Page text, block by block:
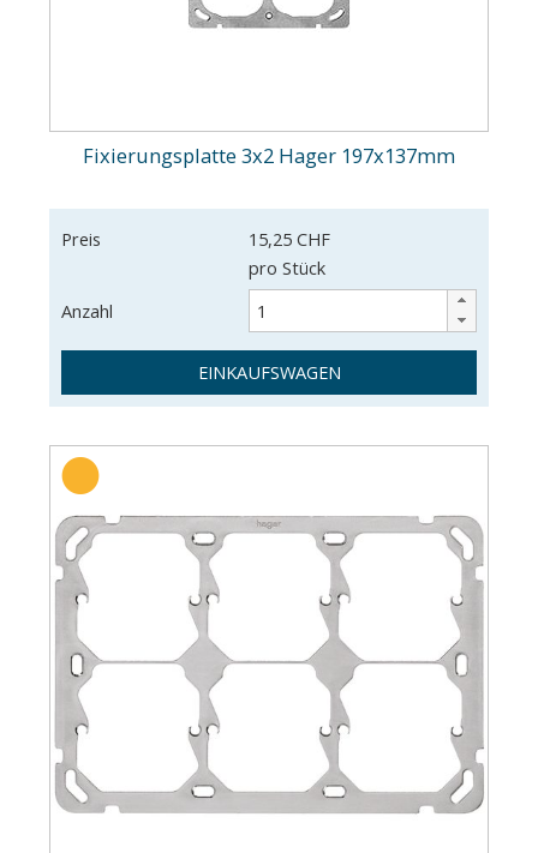
Fixierungsplatte 3x2 Hager 197x137mm
Preis
15,25 CHF
pro Stück
Anzahl
EINKAUFSWAGEN